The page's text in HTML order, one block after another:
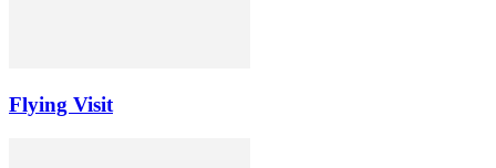
Flying Visit